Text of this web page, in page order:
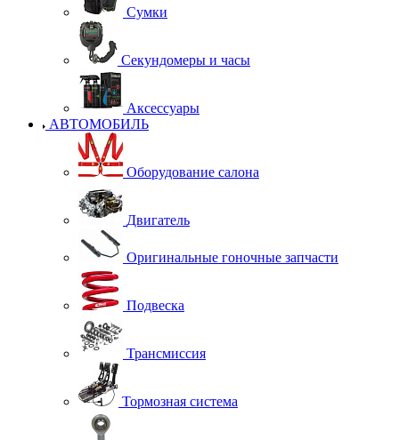
Сумки
Секундомеры и часы
Аксессуары
АВТОМОБИЛЬ
Оборудование салона
Двигатель
Оригинальные гоночные запчасти
Подвеска
Трансмиссия
Тормозная система